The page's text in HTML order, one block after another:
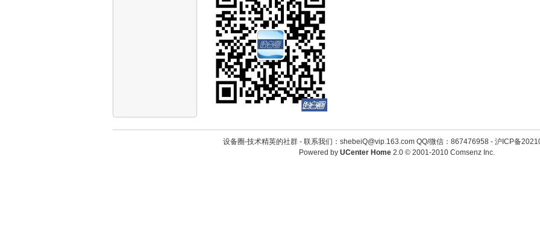
设备圈-技术精英的社群 - 联系我们：shebeiQ@vip.163.com QQ/微信：867476958- 沪ICP备
Powered by UCenter Home 2.0© 2001-2010 Comsenz Inc.